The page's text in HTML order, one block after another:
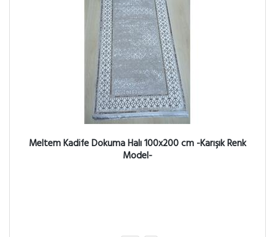
Meltem Kadife Dokuma Halı 100x200 cm -Karışık Renk
Model-